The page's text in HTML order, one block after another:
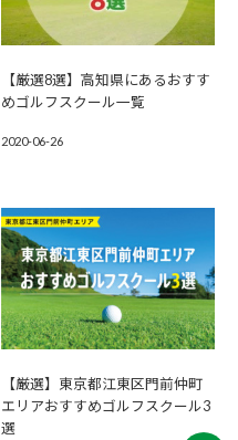
【厳選8選】高知県にあるおすす
めゴルフスクール一覧
2020-06-26
【厳選】東京都江東区門前仲町
エリアおすすめゴルフスクール3
選